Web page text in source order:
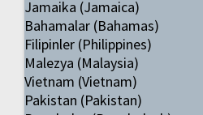
Jamaika (Jamaica)
Bahamalar (Bahamas)
Filipinler (Philippines)
Malezya (Malaysia)
Vietnam (Vietnam)
Pakistan (Pakistan)